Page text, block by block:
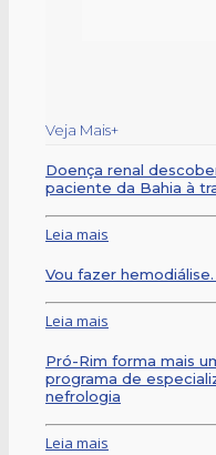
Veja Mais+
Doença renal
paciente da Bahia à
Leia mais
Vou fazer hemodiálise.
Leia mais
Pró-Rim forma mais
programa de
nefrologia
Leia mais